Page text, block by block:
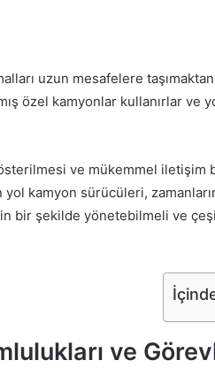
uzun mesafelere
özel kamyonlar kullanırlar ve
ve mükemmel iletişim
kamyon sürücüleri,
bir şekilde yönetebilmeli ve
ve